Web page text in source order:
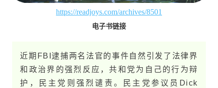
https://readjoys.com/archives/8501
电子书链接
近期FBI逮捕两名法官的事件自然引发了法律界
和政治界的强烈反应，共和党为自己的行为辩
护，民主党则强烈谴责。民主党参议员Dick